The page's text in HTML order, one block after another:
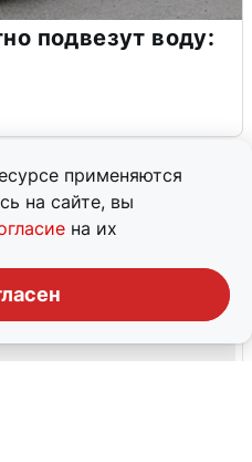
применяются
на сайте, вы
на их
подвезут воду: